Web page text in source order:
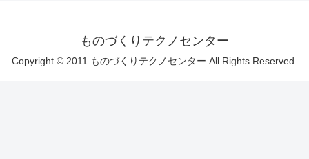
ものづくりテクノセンター
Copyright © 2011 ものづくりテクノセンター All Rights Reserved.